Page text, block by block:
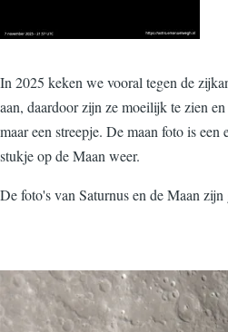
In 2025 keken we vooral tegen de
aan, daardoor zijn ze moeilijk te zien
maar een streepje. De maan foto is
stukje op de Maan weer.
De foto's van Saturnus en de Maan